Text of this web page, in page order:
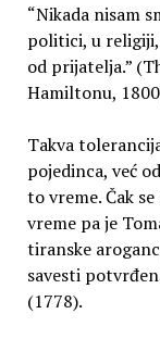
“Nikada nisam
politici, u
od prijatelja.”
Hamiltonu,
Takva
pojedinca, već
to vreme. Čak
vreme pa je
tiranske
savesti
(1778).